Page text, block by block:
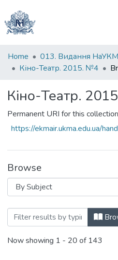
Communities
&
All of DSpace
Home 013. Видання
Кіно-Театр. 2015. №4
Кіно-Театр.
Permanent URI for this collection
https://ekmair.ukma.edu.ua/
Browse
Browsing Кіно-
Now showing 1 - 20 of 143